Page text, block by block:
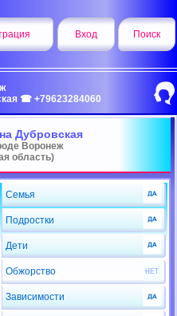
Вход Поиск
☎ +79623284060
Дубровская
Воронеж
область)
Семья
Подростки
Дети
Обжорство
Зависимости